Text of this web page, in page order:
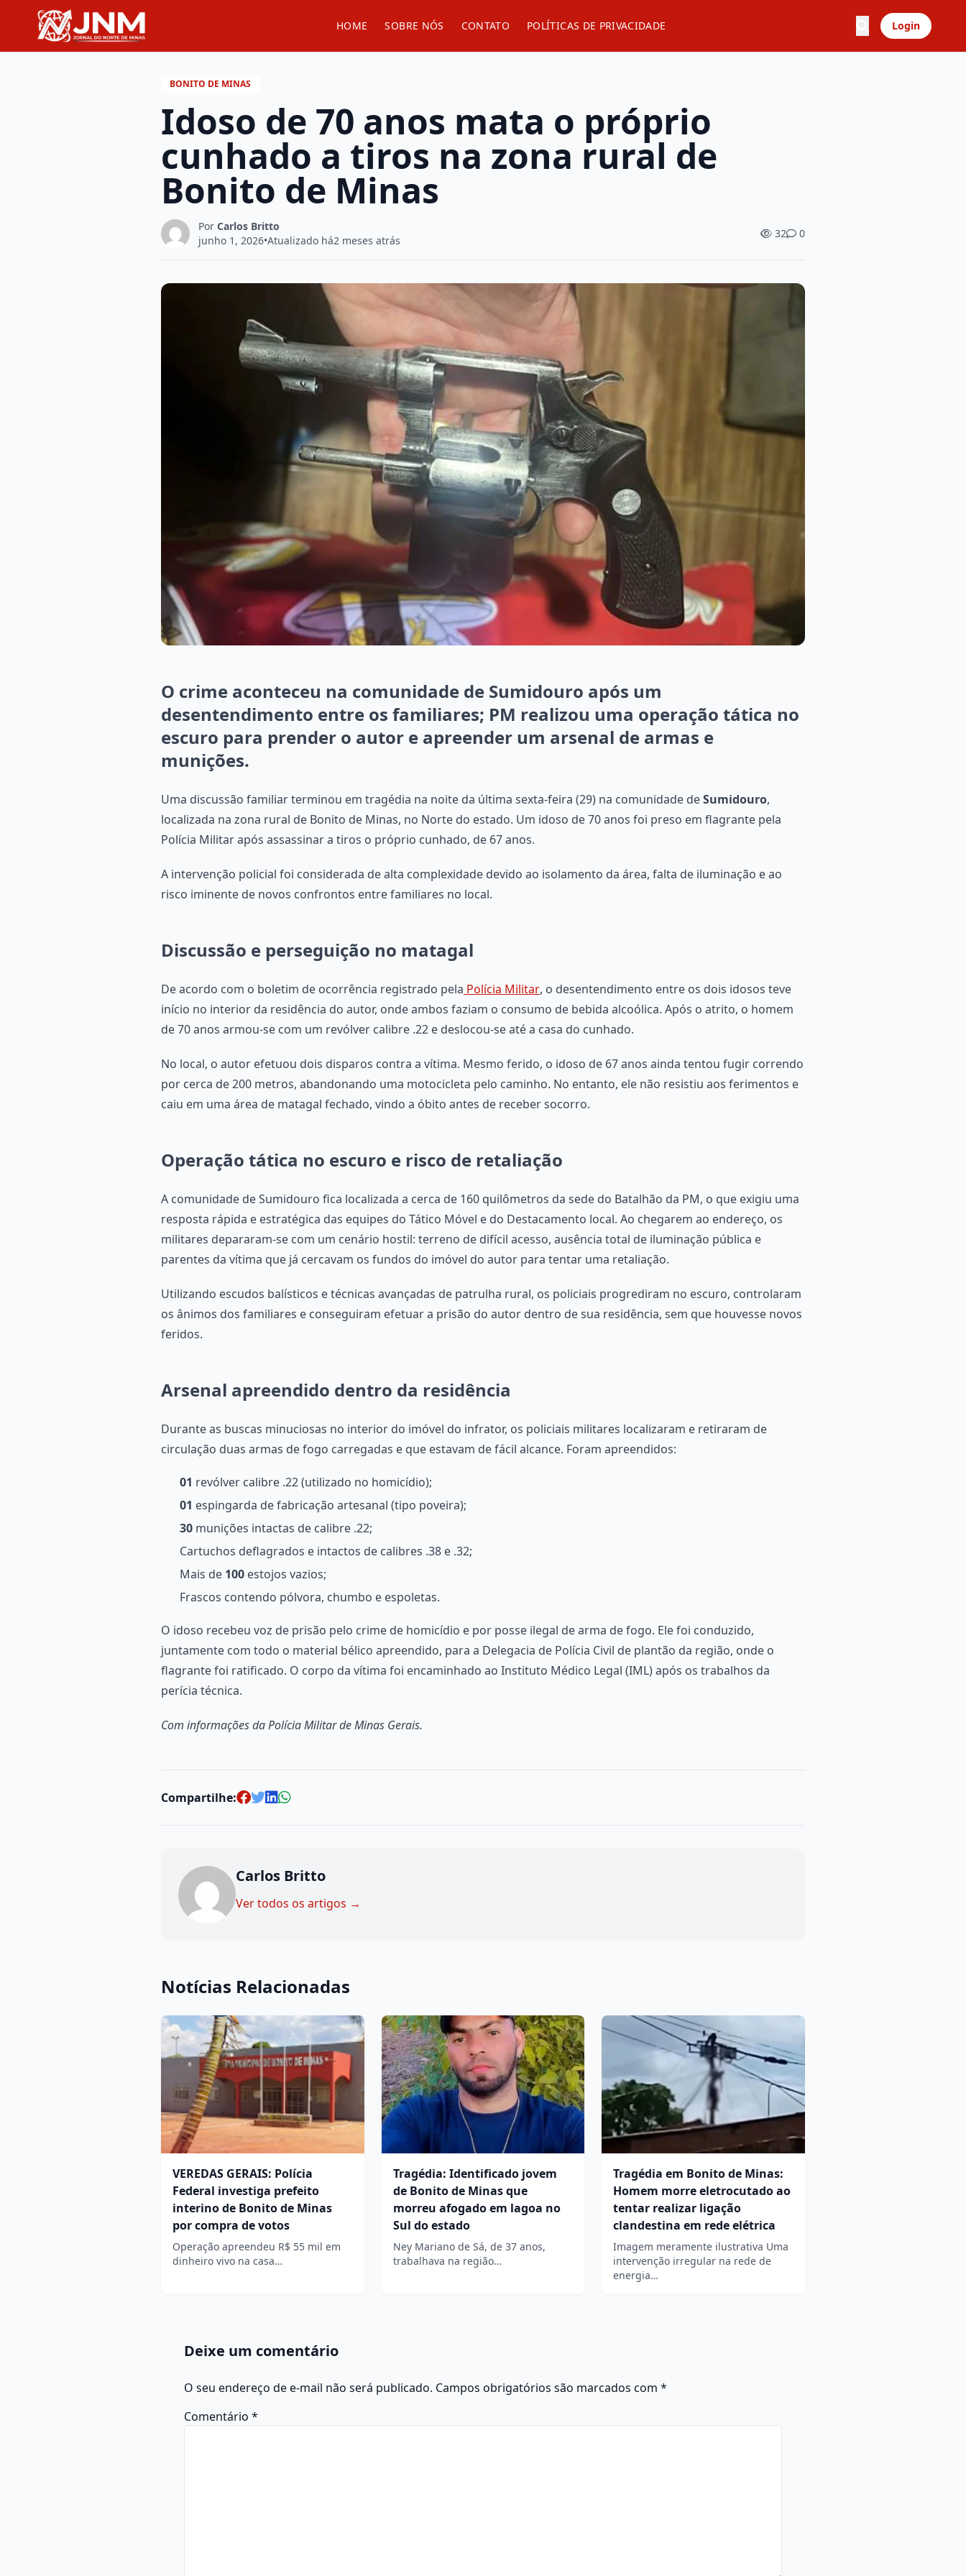
HOME SOBRE NÓS CONTATO POLÍTICAS DE PRIVACIDADE Login
BONITO DE MINAS
Idoso de 70 anos mata o próprio
cunhado a tiros na zona rural de
Bonito de Minas
Por Carlos Britto
junho 1, 2026•Atualizado há2 meses atrás
32 0
O crime aconteceu na comunidade de Sumidouro após um
desentendimento entre os familiares; PM realizou uma operação tática no
escuro para prender o autor e apreender um arsenal de armas e
munições.
Uma discussão familiar terminou em tragédia na noite da última sexta-feira (29) na comunidade deSumidouro,
localizada na zona rural de Bonito de Minas, no Norte do estado. Um idoso de 70 anos foi preso em flagrante pela
Polícia Militar após assassinar a tiros o próprio cunhado, de 67 anos.
A intervenção policial foi considerada de alta complexidade devido ao isolamento da área, falta de iluminação e ao
risco iminente de novos confrontos entre familiares no local.
Discussão e perseguição no matagal
De acordo com o boletim de ocorrência registrado pela Polícia Militar, o desentendimento entre os dois idosos teve
início no interior da residência do autor, onde ambos faziam o consumo de bebida alcoólica. Após o atrito, o homem
de 70 anos armou-se com um revólver calibre .22 e deslocou-se até a casa do cunhado.
No local, o autor efetuou dois disparos contra a vítima. Mesmo ferido, o idoso de 67 anos ainda tentou fugir correndo
por cerca de 200 metros, abandonando uma motocicleta pelo caminho. No entanto, ele não resistiu aos ferimentos e
caiu em uma área de matagal fechado, vindo a óbito antes de receber socorro.
Operação tática no escuro e risco de retaliação
A comunidade de Sumidouro fica localizada a cerca de 160 quilômetros da sede do Batalhão da PM, o que exigiu uma
resposta rápida e estratégica das equipes do Tático Móvel e do Destacamento local. Ao chegarem ao endereço, os
militares depararam-se com um cenário hostil: terreno de difícil acesso, ausência total de iluminação pública e
parentes da vítima que já cercavam os fundos do imóvel do autor para tentar uma retaliação.
Utilizando escudos balísticos e técnicas avançadas de patrulha rural, os policiais progrediram no escuro, controlaram
os ânimos dos familiares e conseguiram efetuar a prisão do autor dentro de sua residência, sem que houvesse novos
feridos.
Arsenal apreendido dentro da residência
Durante as buscas minuciosas no interior do imóvel do infrator, os policiais militares localizaram e retiraram de
circulação duas armas de fogo carregadas e que estavam de fácil alcance. Foram apreendidos:
01 revólver calibre .22 (utilizado no homicídio);
01 espingarda de fabricação artesanal (tipo poveira);
30 munições intactas de calibre .22;
Cartuchos deflagrados e intactos de calibres .38 e .32;
Mais de 100 estojos vazios;
Frascos contendo pólvora, chumbo e espoletas.
O idoso recebeu voz de prisão pelo crime de homicídio e por posse ilegal de arma de fogo. Ele foi conduzido,
juntamente com todo o material bélico apreendido, para a Delegacia de Polícia Civil de plantão da região, onde o
flagrante foi ratificado. O corpo da vítima foi encaminhado ao Instituto Médico Legal (IML) após os trabalhos da
perícia técnica.
Com informações da Polícia Militar de Minas Gerais.
Compartilhe:
Carlos Britto
Ver todos os artigos →
Notícias Relacionadas
VEREDAS GERAIS: Polícia
Federal investiga prefeito
interino de Bonito de Minas
por compra de votos
Operação apreendeu R$ 55 mil em
dinheiro vivo na casa…
Tragédia: Identificado jovem
de Bonito de Minas que
morreu afogado em lagoa no
Sul do estado
Ney Mariano de Sá, de 37 anos,
trabalhava na região…
Tragédia em Bonito de Minas:
Homem morre eletrocutado ao
tentar realizar ligação
clandestina em rede elétrica
Imagem meramente ilustrativa Uma
intervenção irregular na rede de
energia…
Deixe um comentário
O seu endereço de e-mail não será publicado. Campos obrigatórios são marcados com *
Comentário *